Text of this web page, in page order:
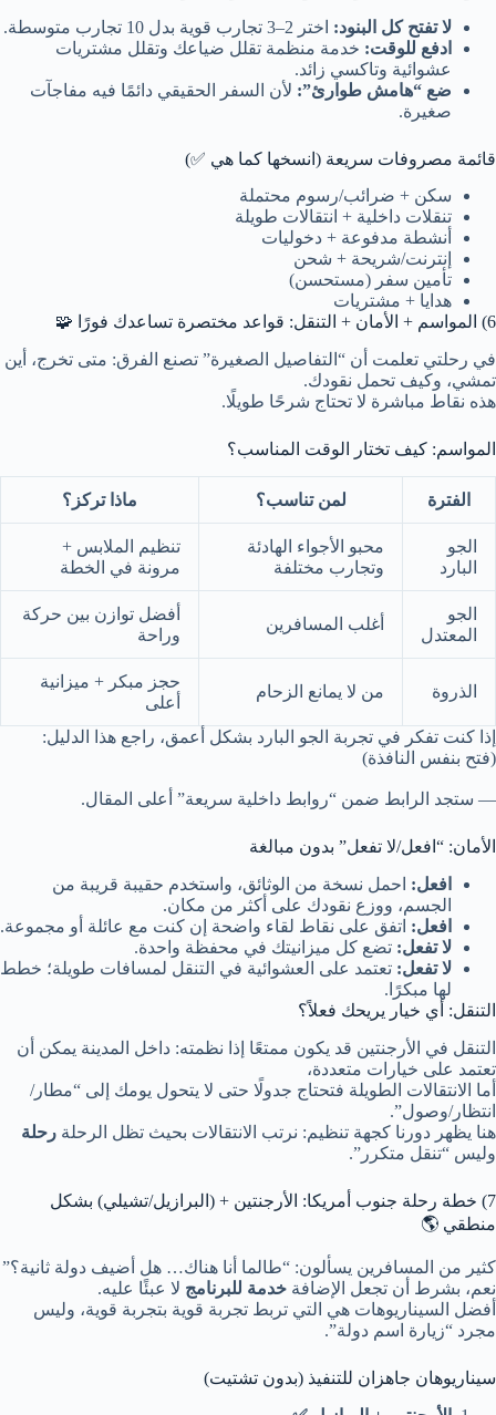
لا تفتح كل البنود: اختر 2–3 تجارب قوية بدل 10 تجارب متوسطة.
ادفع للوقت: خدمة منظمة تقلل ضياعك وتقلل مشتريات
عشوائية وتاكسي زائد.
ضع “هامش طوارئ”: لأن السفر الحقيقي دائمًا فيه مفاجآت
صغيرة.
قائمة مصروفات سريعة (انسخها كما هي ✅)
سكن + ضرائب/رسوم محتملة
تنقلات داخلية + انتقالات طويلة
أنشطة مدفوعة + دخوليات
إنترنت/شريحة + شحن
تأمين سفر (مستحسن)
هدايا + مشتريات
6) المواسم + الأمان + التنقل: قواعد مختصرة تساعدك فورًا 🧩
في رحلتي تعلمت أن “التفاصيل الصغيرة” تصنع الفرق: متى تخرج، أين
تمشي، وكيف تحمل نقودك.
هذه نقاط مباشرة لا تحتاج شرحًا طويلًا.
المواسم: كيف تختار الوقت المناسب؟
الفترة لمن تناسب؟ ماذا تركز؟
الجو
البارد
محبو الأجواء الهادئة
وتجارب مختلفة
تنظيم الملابس +
مرونة في الخطة
الجو
المعتدل
أغلب المسافرين
أفضل توازن بين حركة
وراحة
الذروة من لا يمانع الزحام
حجز مبكر + ميزانية
أعلى
إذا كنت تفكر في تجربة الجو البارد بشكل أعمق، راجع هذا الدليل:
(فتح بنفس النافذة)
— ستجد الرابط ضمن “روابط داخلية سريعة” أعلى المقال.
الأمان: “افعل/لا تفعل” بدون مبالغة
افعل: احمل نسخة من الوثائق، واستخدم حقيبة قريبة من
الجسم، ووزع نقودك على أكثر من مكان.
افعل: اتفق على نقاط لقاء واضحة إن كنت مع عائلة أو مجموعة.
لا تفعل: تضع كل ميزانيتك في محفظة واحدة.
لا تفعل: تعتمد على العشوائية في التنقل لمسافات طويلة؛ خطط
لها مبكرًا.
التنقل: أي خيار يريحك فعلاً؟
التنقل في الأرجنتين قد يكون ممتعًا إذا نظمته: داخل المدينة يمكن أن
تعتمد على خيارات متعددة،
أما الانتقالات الطويلة فتحتاج جدولًا حتى لا يتحول يومك إلى “مطار/
انتظار/وصول”.
هنا يظهر دورنا كجهة تنظيم: نرتب الانتقالات بحيث تظل الرحلة رحلة
وليس “تنقل متكرر”.
7) خطة رحلة جنوب أمريكا: الأرجنتين + (البرازيل/تشيلي) بشكل
منطقي 🌎
كثير من المسافرين يسألون: “طالما أنا هناك… هل أضيف دولة ثانية؟”
نعم، بشرط أن تجعل الإضافة خدمة للبرنامج لا عبئًا عليه.
أفضل السيناريوهات هي التي تربط تجربة قوية بتجربة قوية، وليس
مجرد “زيارة اسم دولة”.
سيناريوهان جاهزان للتنفيذ (بدون تشتيت)